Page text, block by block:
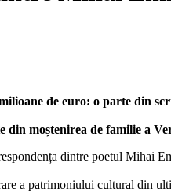
de euro: o parte din
moștenirea de familie a
dintre poetul Mihai
a patrimoniului cultural din